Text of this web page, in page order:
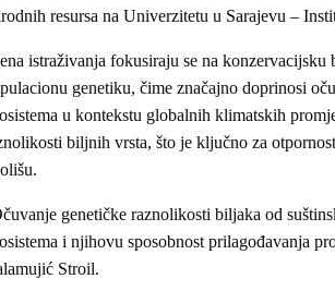
resursa na Univerzitetu u Sarajevu –
istraživanja fokusiraju se na
genetiku, čime značajno doprinosi
u kontekstu globalnih klimatskih
biljnih vrsta, što je ključno za
genetičke raznolikosti biljaka od
i njihovu sposobnost prilagođavanja
Stroil.